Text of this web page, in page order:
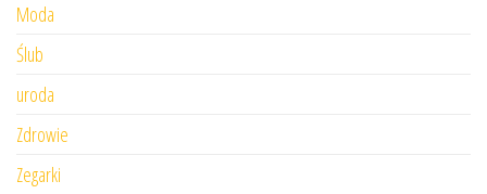
Moda
Ślub
uroda
Zdrowie
Zegarki